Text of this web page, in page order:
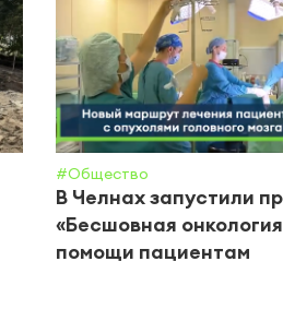
#Общество
В Челнах запустили
«Бесшовная
помощи пациентам